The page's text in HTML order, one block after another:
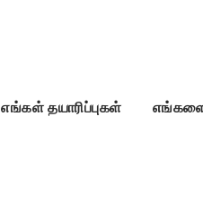
எங்கள் தயாரிப்புகள் எங்களை